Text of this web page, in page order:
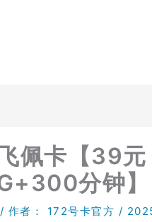
佩卡【39元
分钟】
/ 作者： 172号卡官方 /